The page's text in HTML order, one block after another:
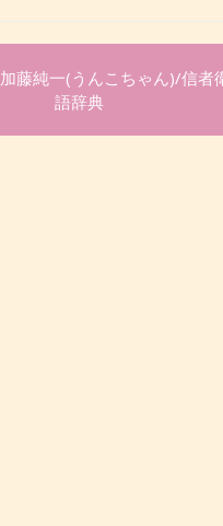
加藤純一(うんこちゃん)/信
語辞典